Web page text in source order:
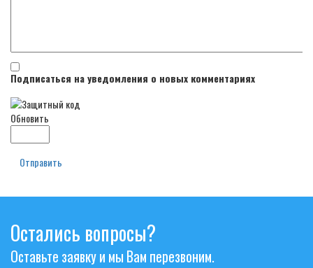
Подписаться на уведомления о новых комментариях
Обновить
Отправить
Остались вопросы?
Оставьте заявку и мы Вам перезвоним.